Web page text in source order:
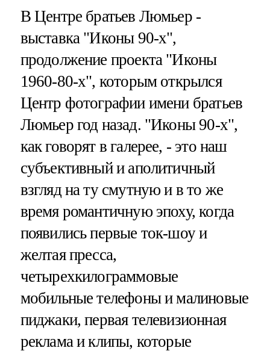
В Центре братьев Люмьер -
выставка "Иконы 90-х",
продолжение проекта "Иконы
1960-80-х", которым открылся
Центр фотографии имени братьев
Люмьер год назад. "Иконы 90-х",
как говорят в галерее, - это наш
субъективный и аполитичный
взгляд на ту смутную и в то же
время романтичную эпоху, когда
появились первые ток-шоу и
желтая пресса,
четырехкилограммовые
мобильные телефоны и малиновые
пиджаки, первая телевизионная
реклама и клипы, которые